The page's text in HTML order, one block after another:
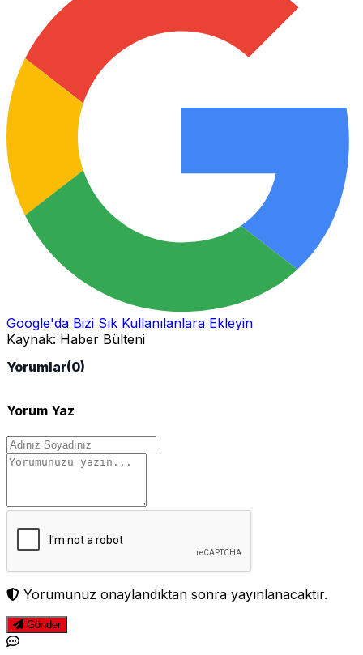
Google'da Bizi Sık Kullanılanlara Ekleyin
Kaynak: Haber Bülteni
Yorumlar(0)
Yorum Yaz
Yorumunuz onaylandıktan sonra yayınlanacaktır.
Gönder